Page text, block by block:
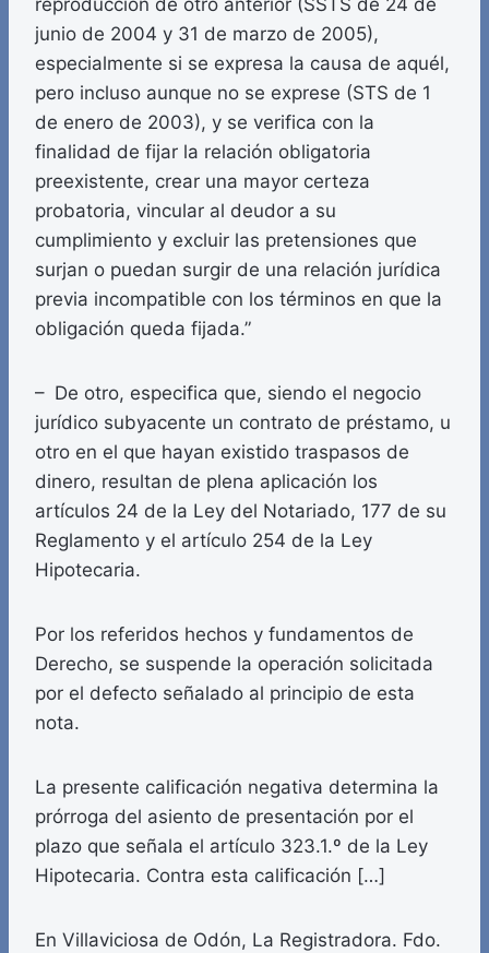
reproducción de otro anterior (SSTS de 24 de
junio de 2004 y 31 de marzo de 2005),
especialmente si se expresa la causa de aquél,
pero incluso aunque no se exprese (STS de 1
de enero de 2003), y se verifica con la
finalidad de fijar la relación obligatoria
preexistente, crear una mayor certeza
probatoria, vincular al deudor a su
cumplimiento y excluir las pretensiones que
surjan o puedan surgir de una relación jurídica
previa incompatible con los términos en que la
obligación queda fijada.”
– De otro, especifica que, siendo el negocio
jurídico subyacente un contrato de préstamo, u
otro en el que hayan existido traspasos de
dinero, resultan de plena aplicación los
artículos 24 de la Ley del Notariado, 177 de su
Reglamento y el artículo 254 de la Ley
Hipotecaria.
Por los referidos hechos y fundamentos de
Derecho, se suspende la operación solicitada
por el defecto señalado al principio de esta
nota.
La presente calificación negativa determina la
prórroga del asiento de presentación por el
plazo que señala el artículo 323.1.º de la Ley
Hipotecaria. Contra esta calificación […]
En Villaviciosa de Odón, La Registradora. Fdo.